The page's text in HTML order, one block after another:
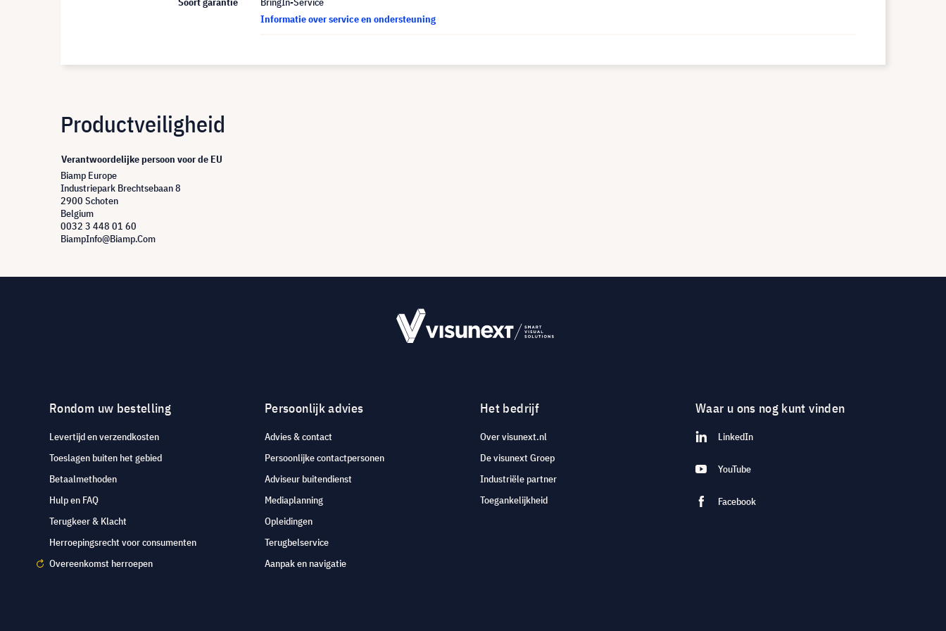
Informatie over service en ondersteuning
Productveiligheid
Verantwoordelijke persoon voor de EU
Biamp Europe
Industriepark Brechtsebaan 8
2900 Schoten
Belgium
0032 3 448 01 60
BiampInfo@Biamp.Com
Rondom uw bestelling
Levertijd en verzendkosten
Toeslagen buiten het gebied
Betaalmethoden
Hulp en FAQ
Terugkeer & Klacht
Herroepingsrecht voor consumenten
Overeenkomst herroepen
Persoonlijk advies
Advies & contact
Persoonlijke contactpersonen
Adviseur buitendienst
Mediaplanning
Opleidingen
Terugbelservice
Aanpak en navigatie
Het bedrijf
Over visunext.nl
De visunext Groep
Industriële partner
Toegankelijkheid
Waar u ons nog kunt vinden
LinkedIn
YouTube
Facebook